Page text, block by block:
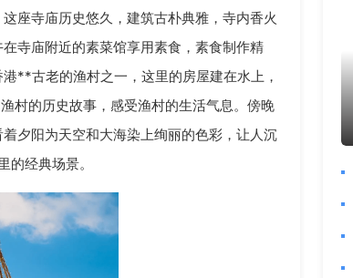
座寺庙历史悠久，建筑古朴典雅，寺内香火
寺庙附近的素菜馆享用素食，素食制作精
**古老的渔村之一，这里的房屋建在水上，
村的历史故事，感受渔村的生活气息。傍晚
夕阳为天空和大海染上绚丽的色彩，让人沉
经典场景。